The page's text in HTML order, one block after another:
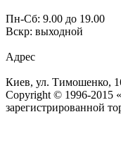
Пн-Сб: 9.00 до 19.00
Вскр: выходной
Адрес
Киев, ул. Тимошенко,
Copyright © 1996-2015
зарегистрированной